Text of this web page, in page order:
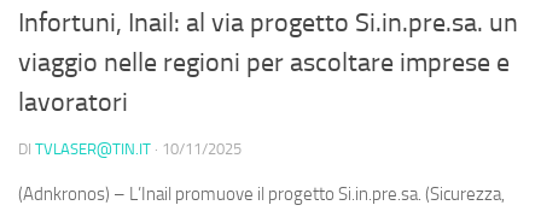
Infortuni, Inail: al via progetto Si.in.pre.sa. un
viaggio nelle regioni per ascoltare imprese e
lavoratori
DI TVLASER@TIN.IT · 10/11/2025
(Adnkronos) – L’Inail promuove il progetto Si.in.pre.sa. (Sicurezza,